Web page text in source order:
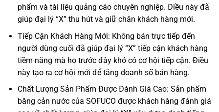
phẩm và tài liệu quảng cáo chuyên nghiệp. Điều này đã
giúp đại lý “X” thu hút và giữ chân khách hàng mới.
Tiếp Cận Khách Hàng Mới: Không bán trực tiếp đến
người dùng cuối đã giúp đại lý “X” tiếp cận khách hàng
tiềm năng mà họ trước đây khó có cơ hội tiếp cận. Điều
này tạo ra cơ hội mới để tăng doanh số bán hàng.
Chất Lượng Sản Phẩm Được Đánh Giá Cao: Sản phẩm
băng cản nước của SOFUCO được khách hàng đánh giá